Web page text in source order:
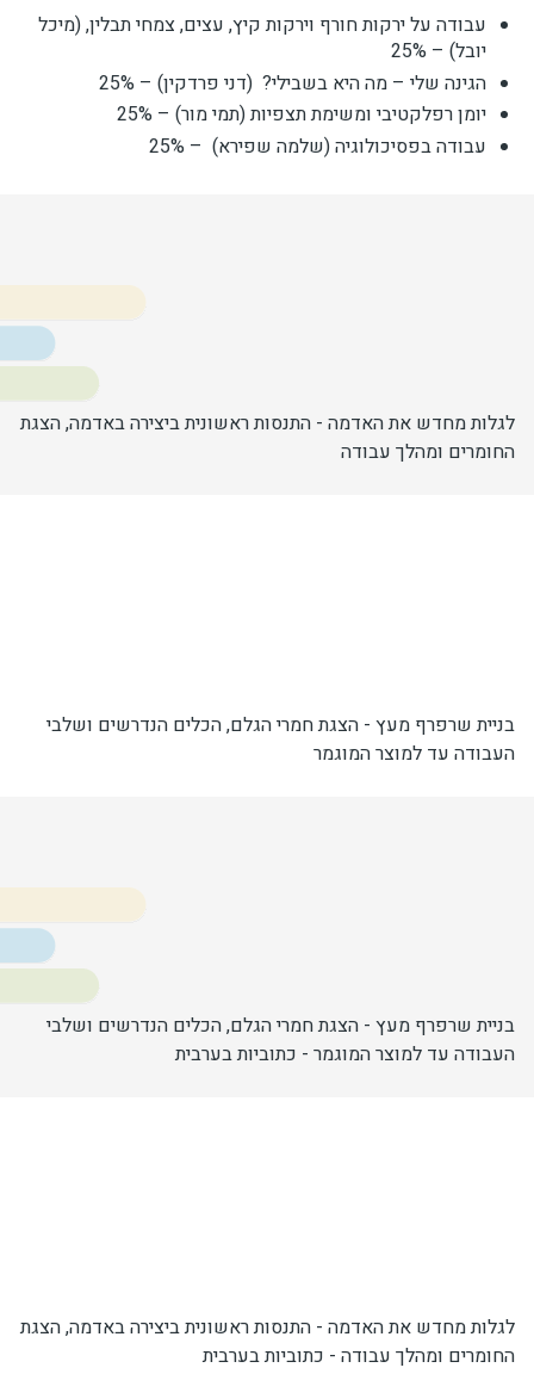
עבודה על ירקות חורף וירקות קיץ, עצים, צמחי תבלין, (מיכל
יובל) – 25%
הגינה שלי – מה היא בשבילי? (דני פרדקין) – 25%
יומן רפלקטיבי ומשימת תצפיות (תמי מור) – 25%
עבודה בפסיכולוגיה (שלמה שפירא) – 25%
לגלות מחדש את האדמה - התנסות ראשונית ביצירה באדמה, הצגת
החומרים ומהלך עבודה
בניית שרפרף מעץ - הצגת חמרי הגלם, הכלים הנדרשים ושלבי
העבודה עד למוצר המוגמר
בניית שרפרף מעץ - הצגת חמרי הגלם, הכלים הנדרשים ושלבי
העבודה עד למוצר המוגמר - כתוביות בערבית
לגלות מחדש את האדמה - התנסות ראשונית ביצירה באדמה, הצגת
החומרים ומהלך עבודה - כתוביות בערבית